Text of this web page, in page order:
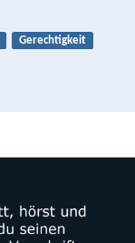
Gerechtigkeit